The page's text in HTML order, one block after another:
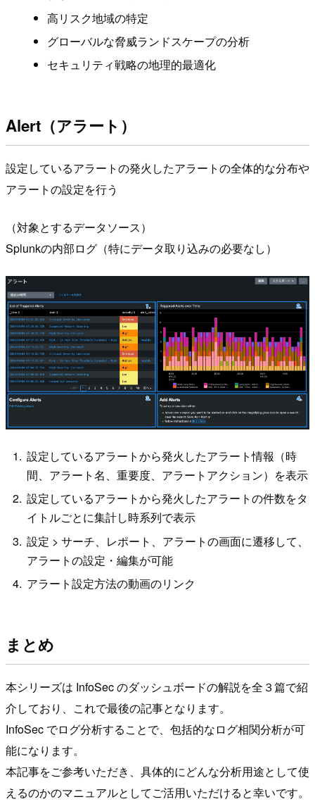
高リスク地域の特定
グローバルな脅威ランドスケープの分析
セキュリティ戦略の地理的最適化
Alert（アラート）
設定しているアラートの発火したアラートの全体的な分布や
アラートの設定を行う
（対象とするデータソース）
Splunkの内部ログ（特にデータ取り込みの必要なし）
設定しているアラートから発火したアラート情報（時
間、アラート名、重要度、アラートアクション）を表示
設定しているアラートから発火したアラートの件数をタ
イトルごとに集計し時系列で表示
設定 > サーチ、レポート、アラートの画面に遷移して、
アラートの設定・編集が可能
アラート設定方法の動画のリンク
まとめ
本シリーズは InfoSec のダッシュボードの解説を全３篇で紹
介しており、これで最後の記事となります。
InfoSec でログ分析することで、包括的なログ相関分析が可
能になります。
本記事をご参考いただき、具体的にどんな分析用途として使
えるのかのマニュアルとしてご活用いただけると幸いです。